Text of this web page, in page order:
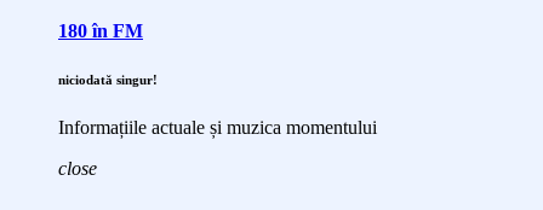
180 în FM
niciodată singur!
Informațiile actuale și muzica momentului
close